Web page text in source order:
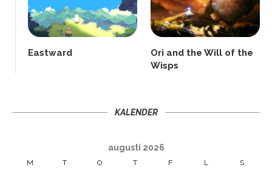
Eastward
Ori and the Will of the
Wisps
KALENDER
augusti 2026
M T O T F L S